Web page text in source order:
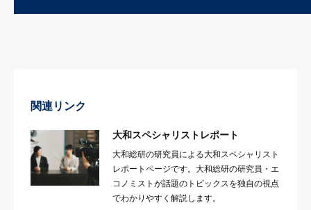
関連リンク
大和スペシャリストレポート
大和総研の研究員による大和スペシャリスト
レポートページです。大和総研の研究員・エ
コノミストが話題のトピックスを独自の視点
でわかりやすく解説します。